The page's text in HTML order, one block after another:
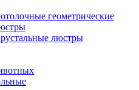
геометрические
люстры